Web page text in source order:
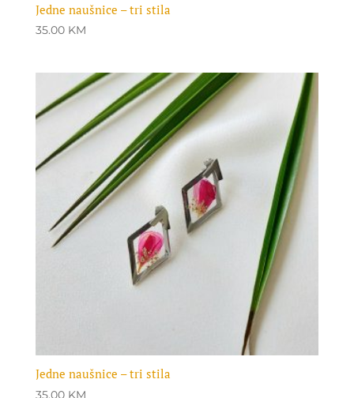
Jedne naušnice – tri stila
35.00 KM
Jedne naušnice – tri stila
35.00 KM